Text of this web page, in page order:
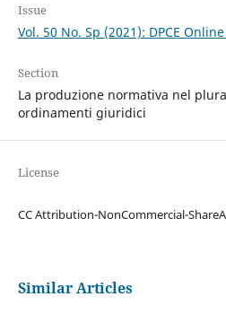
Issue
Vol. 50 No. Sp (2021): DPCE Online
Section
La produzione normativa nel
ordinamenti giuridici
License
CC Attribution-NonCommercial-
Similar Articles